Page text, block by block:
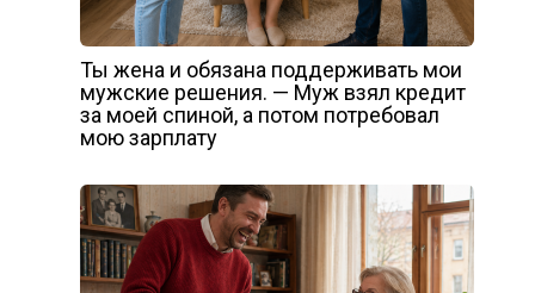
Ты жена и обязана поддерживать мои
мужские решения. — Муж взял кредит
за моей спиной, а потом потребовал
мою зарплату